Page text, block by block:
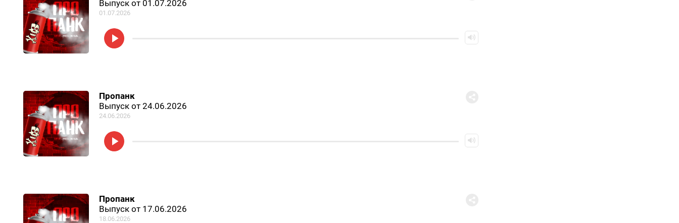
Выпуск от 01.07.2026
01.07.2026
Пропанк
Выпуск от 24.06.2026
24.06.2026
Пропанк
Выпуск от 17.06.2026
18.06.2026